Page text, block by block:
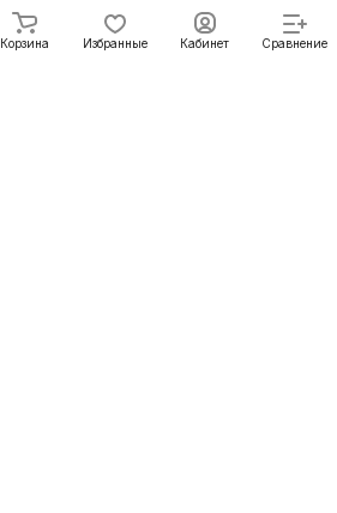
Под заказ
Корзина Избранные Кабинет Сравнение